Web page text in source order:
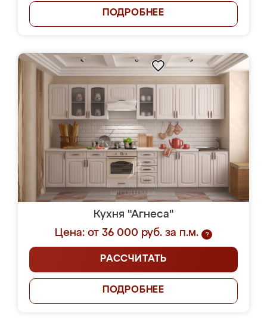
ПОДРОБНЕЕ
Кухня "Агнеса"
Цена: от 36 000 руб. за п.м.
?
РАССЧИТАТЬ
ПОДРОБНЕЕ